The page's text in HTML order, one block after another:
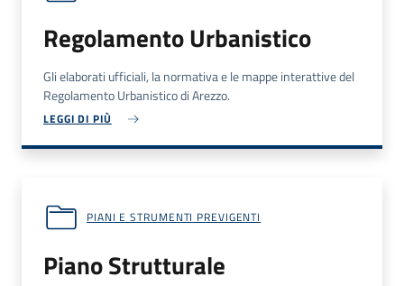
Regolamento Urbanistico
Gli elaborati ufficiali, la normativa e le mappe interattive del
Regolamento Urbanistico di Arezzo.
LEGGI DI PIÙ
PIANI E STRUMENTI PREVIGENTI
Piano Strutturale